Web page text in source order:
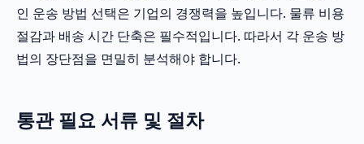
인 운송 방법 선택은 기업의 경쟁력을 높입니다. 물류 비용
절감과 배송 시간 단축은 필수적입니다. 따라서 각 운송 방
법의 장단점을 면밀히 분석해야 합니다.
통관 필요 서류 및 절차